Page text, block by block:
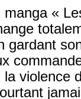
manga «
gardant
violence